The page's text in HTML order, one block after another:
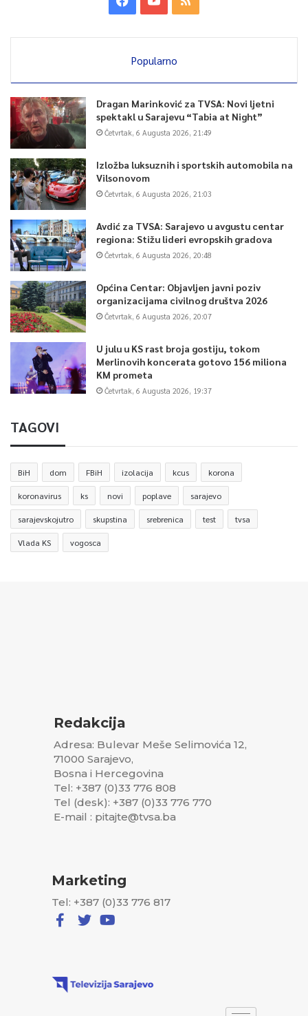
Popularno
Dragan Marinković za TVSA: Novi ljetni
spektakl u Sarajevu “Tabia at Night”
Četvrtak, 6 Augusta 2026, 21:49
Izložba luksuznih i sportskih automobila na
Vilsonovom
Četvrtak, 6 Augusta 2026, 21:03
Avdić za TVSA: Sarajevo u avgustu centar
regiona: Stižu lideri evropskih gradova
Četvrtak, 6 Augusta 2026, 20:48
Općina Centar: Objavljen javni poziv
organizacijama civilnog društva 2026
Četvrtak, 6 Augusta 2026, 20:07
U julu u KS rast broja gostiju, tokom
Merlinovih koncerata gotovo 156 miliona
KM prometa
Četvrtak, 6 Augusta 2026, 19:37
TAGOVI
BiH dom FBiH izolacija kcus korona
koronavirus ks novi poplave sarajevo
sarajevskojutro skupstina srebrenica test tvsa
Vlada KS vogosca
Redakcija
Adresa: Bulevar Meše Selimovića 12,
71000 Sarajevo,
Bosna i Hercegovina
Tel: +387 (0)33 776 808
Tel (desk): +387 (0)33 776 770
E-mail : pitajte@tvsa.ba
Marketing
Tel: +387 (0)33 776 817